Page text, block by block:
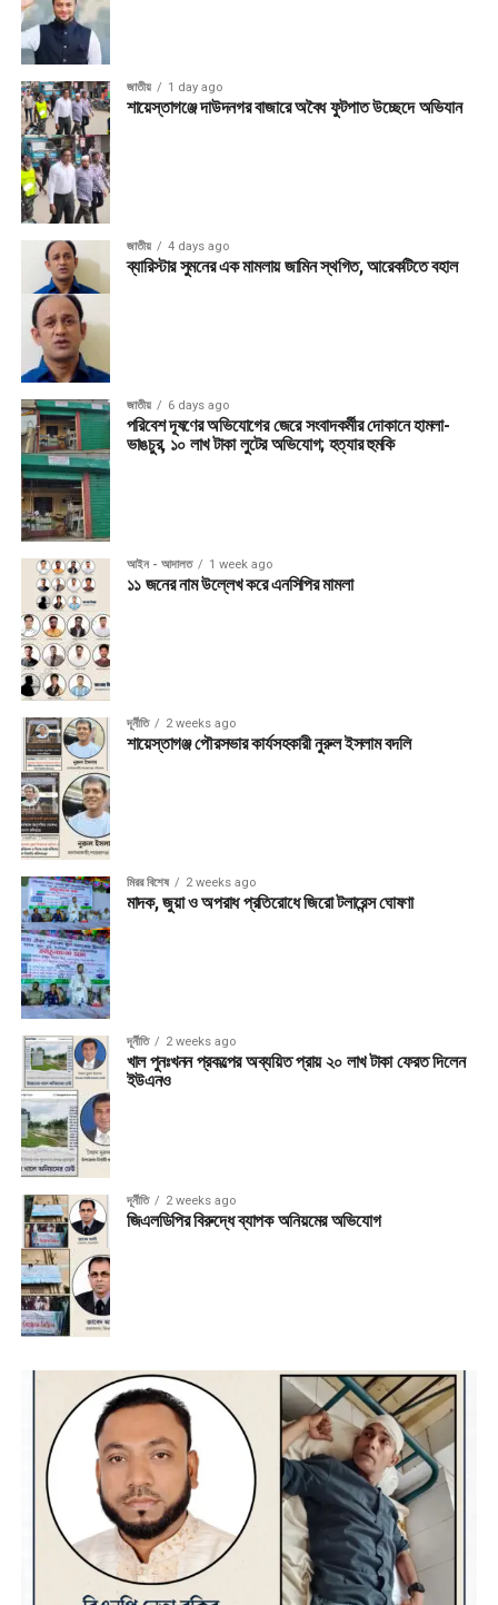
জাতীয় 1 day ago
শায়েস্তাগঞ্জে দাউদনগর বাজারে অবৈধ ফুটপাত উচ্ছেদে অভিযান
জাতীয় 4 days ago
ব্যারিস্টার সুমনের এক মামলায় জামিন স্থগিত, আরেকটিতে বহাল
জাতীয় 6 days ago
পরিবেশ দূষণের অভিযোগের জেরে সংবাদকর্মীর দোকানে হামলা-
ভাঙচুর, ১০ লাখ টাকা লুটের অভিযোগ; হত্যার হুমকি
আইন - আদালত 1 week ago
১১ জনের নাম উল্লেখ করে এনসিপির মামলা
দূর্নীতি 2 weeks ago
শায়েস্তাগঞ্জ পৌরসভার কার্যসহকারী নুরুল ইসলাম বদলি
মিরর বিশেষ 2 weeks ago
মাদক, জুয়া ও অপরাধ প্রতিরোধে জিরো টলারেন্স ঘোষণা
দূর্নীতি 2 weeks ago
খাল পুনঃখনন প্রকল্পের অব্যয়িত প্রায় ২০ লাখ টাকা ফেরত দিলেন
ইউএনও
দূর্নীতি 2 weeks ago
জিএলডিপির বিরুদ্ধে ব্যাপক অনিয়মের অভিযোগ